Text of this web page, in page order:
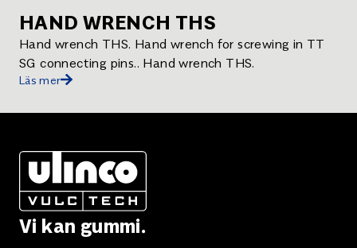
HAND WRENCH THS
Hand wrench THS. Hand wrench for screwing in TT
SG connecting pins.. Hand wrench THS.
Läs mer
Vi kan gummi.